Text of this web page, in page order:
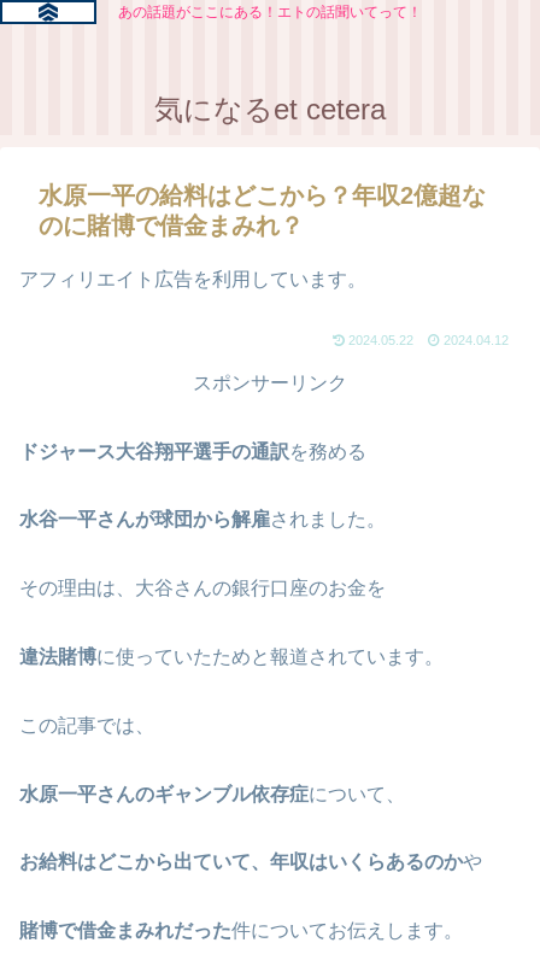
あの話題がここにある！エトの話聞いてって！
気になるet cetera
水原一平の給料はどこから？年収2億超な
のに賭博で借金まみれ？
アフィリエイト広告を利用しています。
2024.05.22 2024.04.12
スポンサーリンク
ドジャース大谷翔平選手の通訳を務める
水谷一平さんが球団から解雇されました。
その理由は、大谷さんの銀行口座のお金を
違法賭博に使っていたためと報道されています。
この記事では、
水原一平さんのギャンブル依存症について、
お給料はどこから出ていて、年収はいくらあるのかや
賭博で借金まみれだった件についてお伝えします。